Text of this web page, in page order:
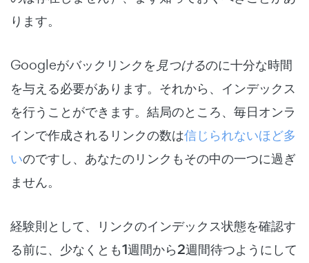
ります。
Googleがバックリンクを 見つけるのに十分な時間
を与える必要があります。それから、インデックス
を行うことができます。結局のところ、毎日オンラ
インで作成されるリンクの数は信じられないほど多
いのですし、あなたのリンクもその中の一つに過ぎ
ません。
経験則として、リンクのインデックス状態を確認す
る前に、 少なくとも1週間から2週間待つようにして